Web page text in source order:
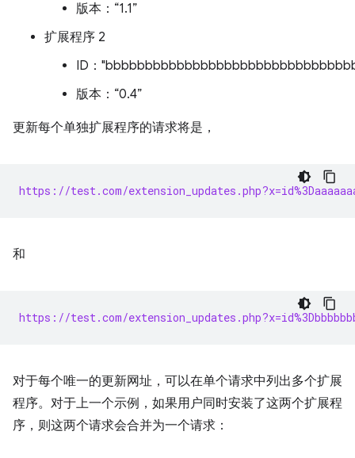
版本：“1.1”
扩展程序 2
ID：
版本：“0.4”
更新每个单独扩展程序的请求将是，
https://test.com/
和
https://test.com/
对于每个唯一的更新网址，可以在单个请求中列出多个扩展
程序。对于上一个示例，如果用户同时安装了这两个扩展程
序，则这两个请求会合并为一个请求：